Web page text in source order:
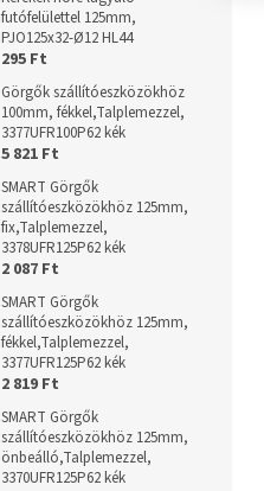
futófelülettel 125mm,
PJO125x32-Ø12 HL44
295 Ft
Görgők szállítóeszközökhöz
100mm, fékkel,Talplemezzel,
3377UFR100P62 kék
5 821 Ft
SMART Görgők
szállítóeszközökhöz 125mm,
fix,Talplemezzel,
3378UFR125P62 kék
2 087 Ft
SMART Görgők
szállítóeszközökhöz 125mm,
fékkel,Talplemezzel,
3377UFR125P62 kék
2 819 Ft
SMART Görgők
szállítóeszközökhöz 125mm,
önbeálló,Talplemezzel,
3370UFR125P62 kék